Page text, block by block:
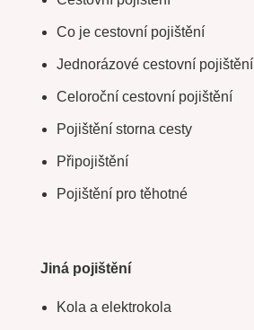
Co je cestovní pojištění
Jednorázové cestovní pojištění
Celoroční cestovní pojištění
Pojištění storna cesty
Připojištění
Pojištění pro těhotné
Jiná pojištění
Kola a elektrokola